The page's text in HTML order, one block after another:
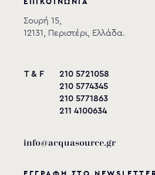
Σουρή 15,
12131, Περιστέρι, Ελλάδα.
T & F
210 5721058
210 5774345
210 5771863
211 4100634
info@acquasource.gr